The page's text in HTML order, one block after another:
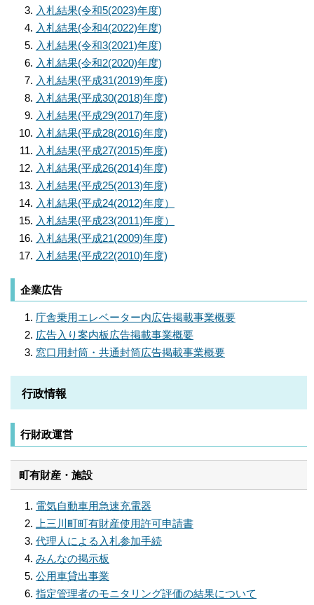
入札結果(令和5(2023)年度)
入札結果(令和4(2022)年度)
入札結果(令和3(2021)年度)
入札結果(令和2(2020)年度)
入札結果(平成31(2019)年度)
入札結果(平成30(2018)年度)
入札結果(平成29(2017)年度)
入札結果(平成28(2016)年度)
入札結果(平成27(2015)年度)
入札結果(平成26(2014)年度)
入札結果(平成25(2013)年度)
入札結果(平成24(2012)年度）
入札結果(平成23(2011)年度）
入札結果(平成21(2009)年度)
入札結果(平成22(2010)年度)
企業広告
庁舎乗用エレベーター内広告掲載事業概要
広告入り案内板広告掲載事業概要
窓口用封筒・共通封筒広告掲載事業概要
行政情報
行財政運営
町有財産・施設
電気自動車用急速充電器
上三川町町有財産使用許可申請書
代理人による入札参加手続
みんなの掲示板
公用車貸出事業
指定管理者のモニタリング評価の結果について